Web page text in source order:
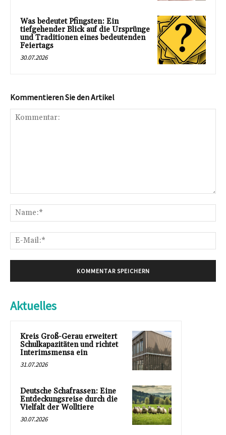
Was bedeutet Pfingsten: Ein
tiefgehender Blick auf die Ursprünge
und Traditionen eines bedeutenden
Feiertags
30.07.2026
Kommentieren Sie den Artikel
Aktuelles
Kreis Groß-Gerau erweitert
Schulkapazitäten und richtet
Interimsmensa ein
31.07.2026
Deutsche Schafrassen: Eine
Entdeckungsreise durch die
Vielfalt der Wolltiere
30.07.2026